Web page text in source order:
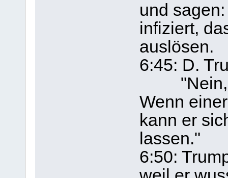
und
infiziert,
auslösen.
6:45: D.
"Nein,
Wenn
kann er
lassen."
6:50: